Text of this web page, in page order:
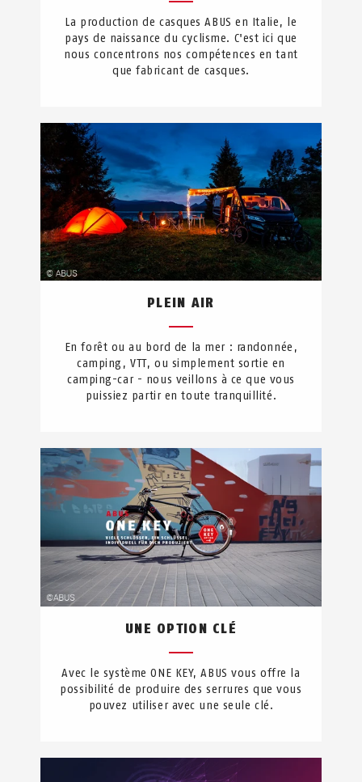
La production de casques ABUS en Italie, le
pays de naissance du cyclisme. C'est ici que
nous concentrons nos compétences en tant
que fabricant de casques.
PLEIN AIR
En forêt ou au bord de la mer : randonnée,
camping, VTT, ou simplement sortie en
camping-car - nous veillons à ce que vous
puissiez partir en toute tranquillité.
UNE OPTION CLÉ
Avec le système ONE KEY, ABUS vous offre la
possibilité de produire des serrures que vous
pouvez utiliser avec une seule clé.